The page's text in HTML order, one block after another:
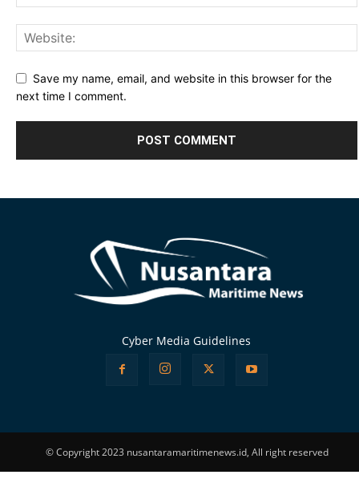
Save my name, email, and website in this browser for the
next time I comment.
Cyber Media Guidelines
© Copyright 2023 nusantaramaritimenews.id, All right reserved